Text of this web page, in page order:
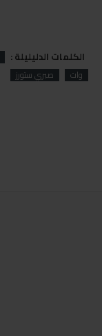
الكلمات الدليليلة :
وات
صبري ستورز